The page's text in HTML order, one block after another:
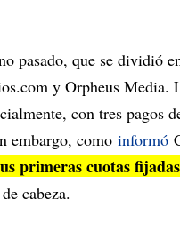
pasado, que se dividió
y Orpheus Media.
con tres pagos
embargo, como informó
primeras cuotas
cabeza.